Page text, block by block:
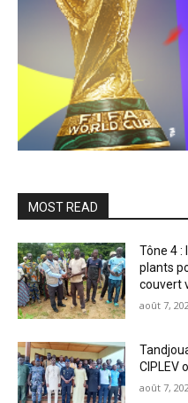
MOST READ
Tône 4 :
plants
couvert
août 7,
CIPLEV
août 7,